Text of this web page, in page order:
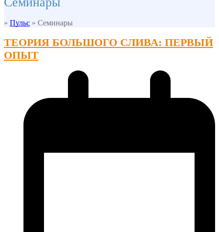
» Пульс » Семинары
ТЕОРИЯ БОЛЬШОГО СЛИВА: ПЕРВЫЙ
ОПЫТ